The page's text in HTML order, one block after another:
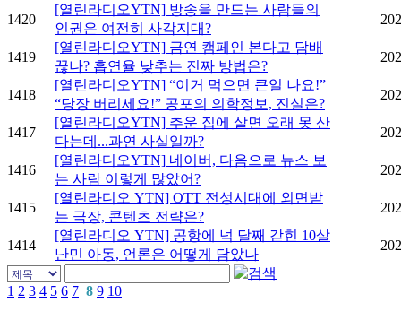
1420
[열린라디오YTN] 방송을 만드는 사람들의
인권은 여전히 사각지대?
1419
[열린라디오YTN] 금연 캠페인 본다고 담배
끊나? 흡연율 낮추는 진짜 방법은?
1418
[열린라디오YTN] “이거 먹으면 큰일 나요!”
“당장 버리세요!” 공포의 의학정보, 진실은?
1417
[열린라디오YTN] 추운 집에 살면 오래 못 산
다는데...과연 사실일까?
1416
[열린라디오YTN] 네이버, 다음으로 뉴스 보
는 사람 이렇게 많았어?
1415
[열린라디오 YTN] OTT 전성시대에 외면받
는 극장, 콘텐츠 전략은?
1414
[열린라디오 YTN] 공항에 넉 달째 갇힌 10살
난민 아동, 언론은 어떻게 담았나
1 2 3 4 5 6 7 8 9 10